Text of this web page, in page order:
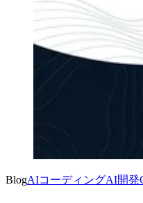
BlogAIコーディングAI開発